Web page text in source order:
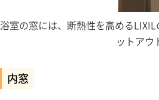
浴室の窓には、断熱性を高める
ットアウ
内窓